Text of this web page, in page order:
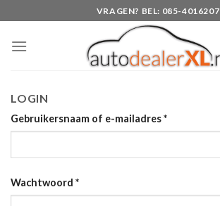
to
content
VRAGEN? BEL: 085-4016207
LOGIN
Gebruikersnaam of e-mailadres*
Wachtwoord *